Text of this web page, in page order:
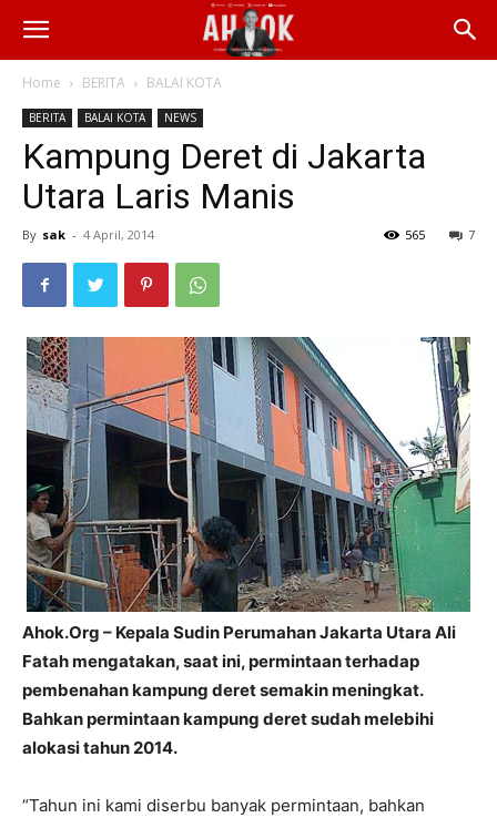
Home BERITA BALAI KOTA
BERITA BALAI KOTA NEWS
Kampung Deret di Jakarta
Utara Laris Manis
By sak - 4 April, 2014 7
565
Ahok.Org – Kepala Sudin Perumahan Jakarta Utara Ali
Fatah mengatakan, saat ini, permintaan terhadap
pembenahan kampung deret semakin meningkat.
Bahkan permintaan kampung deret sudah melebihi
alokasi tahun 2014.
“Tahun ini kami diserbu banyak permintaan, bahkan